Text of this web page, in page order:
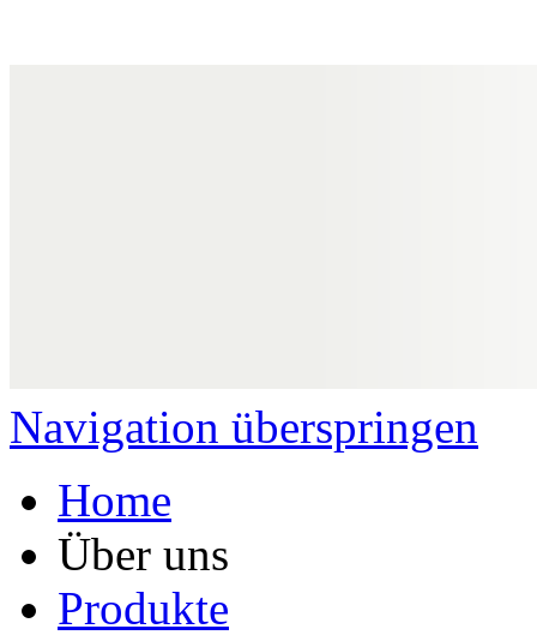
Navigation überspringen
Home
Über uns
Produkte